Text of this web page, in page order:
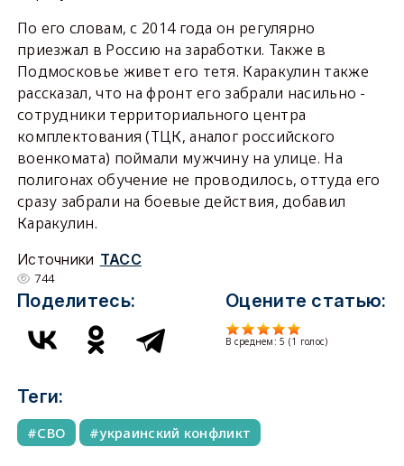
По его словам, с 2014 года он регулярно
приезжал в Россию на заработки. Также в
Подмосковье живет его тетя. Каракулин также
рассказал, что на фронт его забрали насильно -
сотрудники территориального центра
комплектования (ТЦК, аналог российского
военкомата) поймали мужчину на улице. На
полигонах обучение не проводилось, оттуда его
сразу забрали на боевые действия, добавил
Каракулин.
Источники ТАСС
744
Поделитесь: Оцените статью:
В среднем:5 (1 голос)
Теги:
СВО украинский конфликт